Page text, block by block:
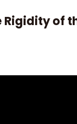
Rigidity of